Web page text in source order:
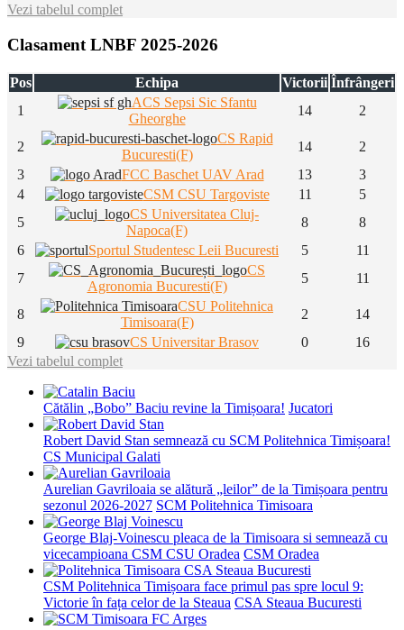
Vezi tabelul complet
Clasament LNBF 2025-2026
Pos Echipa Victorii Înfrângeri
1
ACS Sepsi Sic Sfantu
Gheorghe
14 2
2
CS Rapid
Bucuresti(F)
14
2
3
FCC Baschet UAV Arad 13
3
4
CSM CSU Targoviste 11
5
5
CS Universitatea Cluj-
Napoca(F)
8
8
6
Sportul Studentesc Leii Bucuresti 5
11
7
CS
Agronomia Bucuresti(F)
5 11
8
CSU Politehnica
Timisoara(F)
2
14
9
CS Universitar Brasov 0
16
Vezi tabelul complet
Cătălin „Bobo” Baciu revine la Timișoara! Jucatori
Robert David Stan semnează cu SCM Politehnica Timișoara!
CS Municipal Galati
Aurelian Gavriloaia se alătură „leilor” de la Timișoara pentru
sezonul 2026-2027 SCM Politehnica Timisoara
George Blaj-Voinescu pleaca de la Timisoara si semnează cu
vicecampioana CSM CSU Oradea CSM Oradea
CSM Politehnica Timișoara face primul pas spre locul 9:
Victorie în fața celor de la Steaua CSA Steaua Bucuresti